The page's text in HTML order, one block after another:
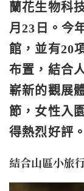
蘭花生物科
月23日。今
館，並有20
布置，結合
嶄新的觀展
節，女性入
得熱烈好評。
結合山區小旅